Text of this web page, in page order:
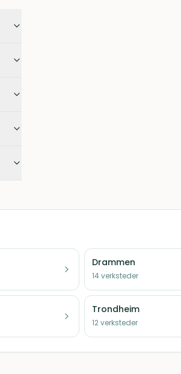
Drammen
14verksteder
Trondheim
12verksteder